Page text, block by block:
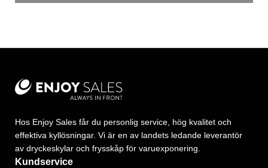
Hos Enjoy Sales får du personlig service, hög kvalitet och
effektiva kyllösningar. Vi är en av landets ledande leverantör
av dryckeskylar och frysskåp för varuexponering.
Kundservice